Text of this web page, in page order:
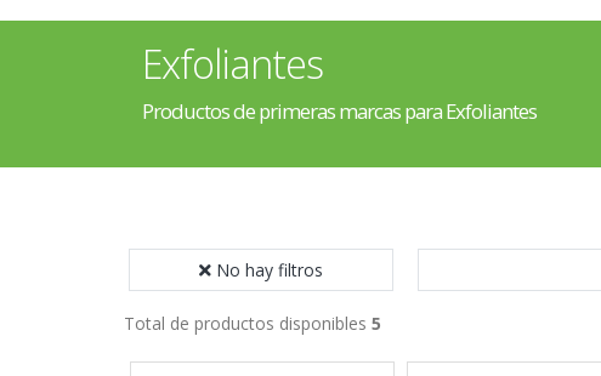
Exfoliantes
Productos de primeras marcas para Exfoliantes
No hay filtros
Total de productos disponibles 5